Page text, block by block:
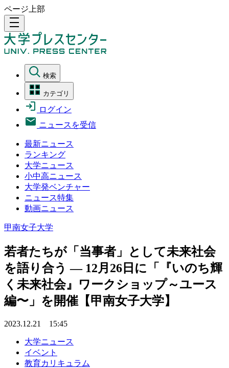
ページ上部
density_medium
検索
カテゴリ
ログイン
ニュースを受信
最新ニュース
ランキング
大学ニュース
小中高ニュース
大学発ベンチャー
ニュース特集
動画ニュース
甲南女子大学
若者たちが「当事者」として未来社会
を語り合う — 12月26日に「『いのち輝
く未来社会』ワークショップ～ユース
編〜」を開催【甲南女子大学】
2023.12.21 15:45
大学ニュース
イベント
教育カリキュラム